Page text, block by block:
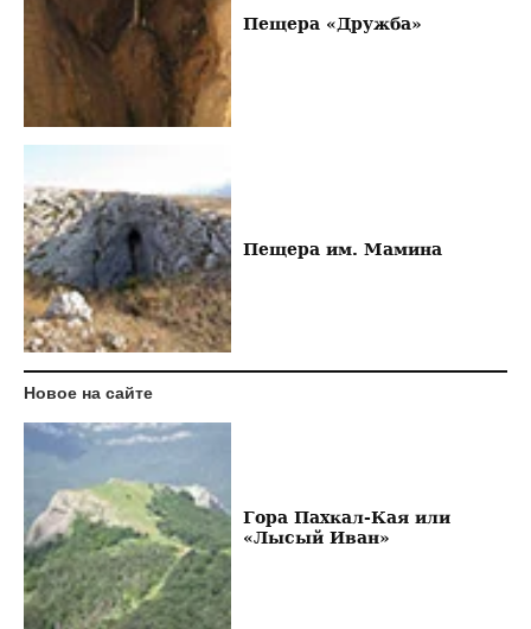
Пещера «Дружба»
Пещера им. Мамина
Новое на сайте
Гора Пахкал-Кая или
«Лысый Иван»